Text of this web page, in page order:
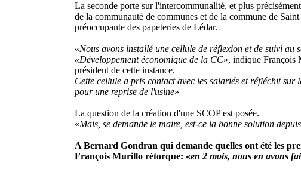
La seconde porte sur l'intercommunalité, et plus
de la communauté de communes et de la commune de
préoccupante des papeteries de Lédar.
«Nous avons installé une cellule de réflexion et de suivi au
«Développement économique de la CC», indique François
président de cette instance.
Cette cellule a pris contact avec les salariés et réfléchit sur
pour une reprise de l'usine»
La question de la création d'une SCOP est posée.
«Mais, se demande le maire, est-ce la bonne solution
A Bernard Gondran qui demande quelles ont été les
François Murillo rétorque: «en 2 mois, nous en avons